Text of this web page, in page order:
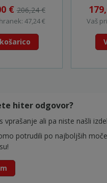
€206,24 €
47,24 € Vaš
hiter odgovor?
vprašanje ali pa niste našli
potrudili po najboljših